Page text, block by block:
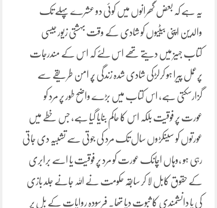
یہ ہے کہ بعض گھرانوں میں کوئی دو عشرے پہلے تک
والدین اپنی بیٹیوں کو شادی کے وقت بہشتی زیور جیسی
کتاب جہیز میں دیتے تھے اس لئے کہ اس کے مندرجات
پرعمل پیرا ہو کرلڑکی شادی شدہ زندگی پُر امن طریقے سے
گزارسکتی ہے، اس کتاب میں بڑے واضح طور پر مرد کو
عورت پر فوقیت بلکہ اس کا حاکم بنایا گیا ہے، جس خطے میں
عورتوں کو سینکڑوں سال تک مرد کی جوتی سے تشبیہ دی جاتی
رہی ہو ،وہاں اچانک عورت کو مرد پر فوقیت یا اسے برابری
کے حقوق کابل لا کر سابقہ حکومت نے اللہ جانے جلد بازی
کی یا دانشمندی کا ثبوت دیا تھا۔ فرسودہ روایات کے بل پر